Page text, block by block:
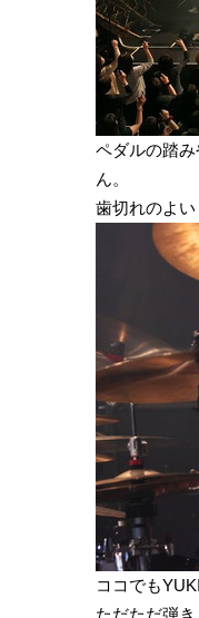
ペダルの踏
ん。
歯切れのよ
ココでも
ただただ弾